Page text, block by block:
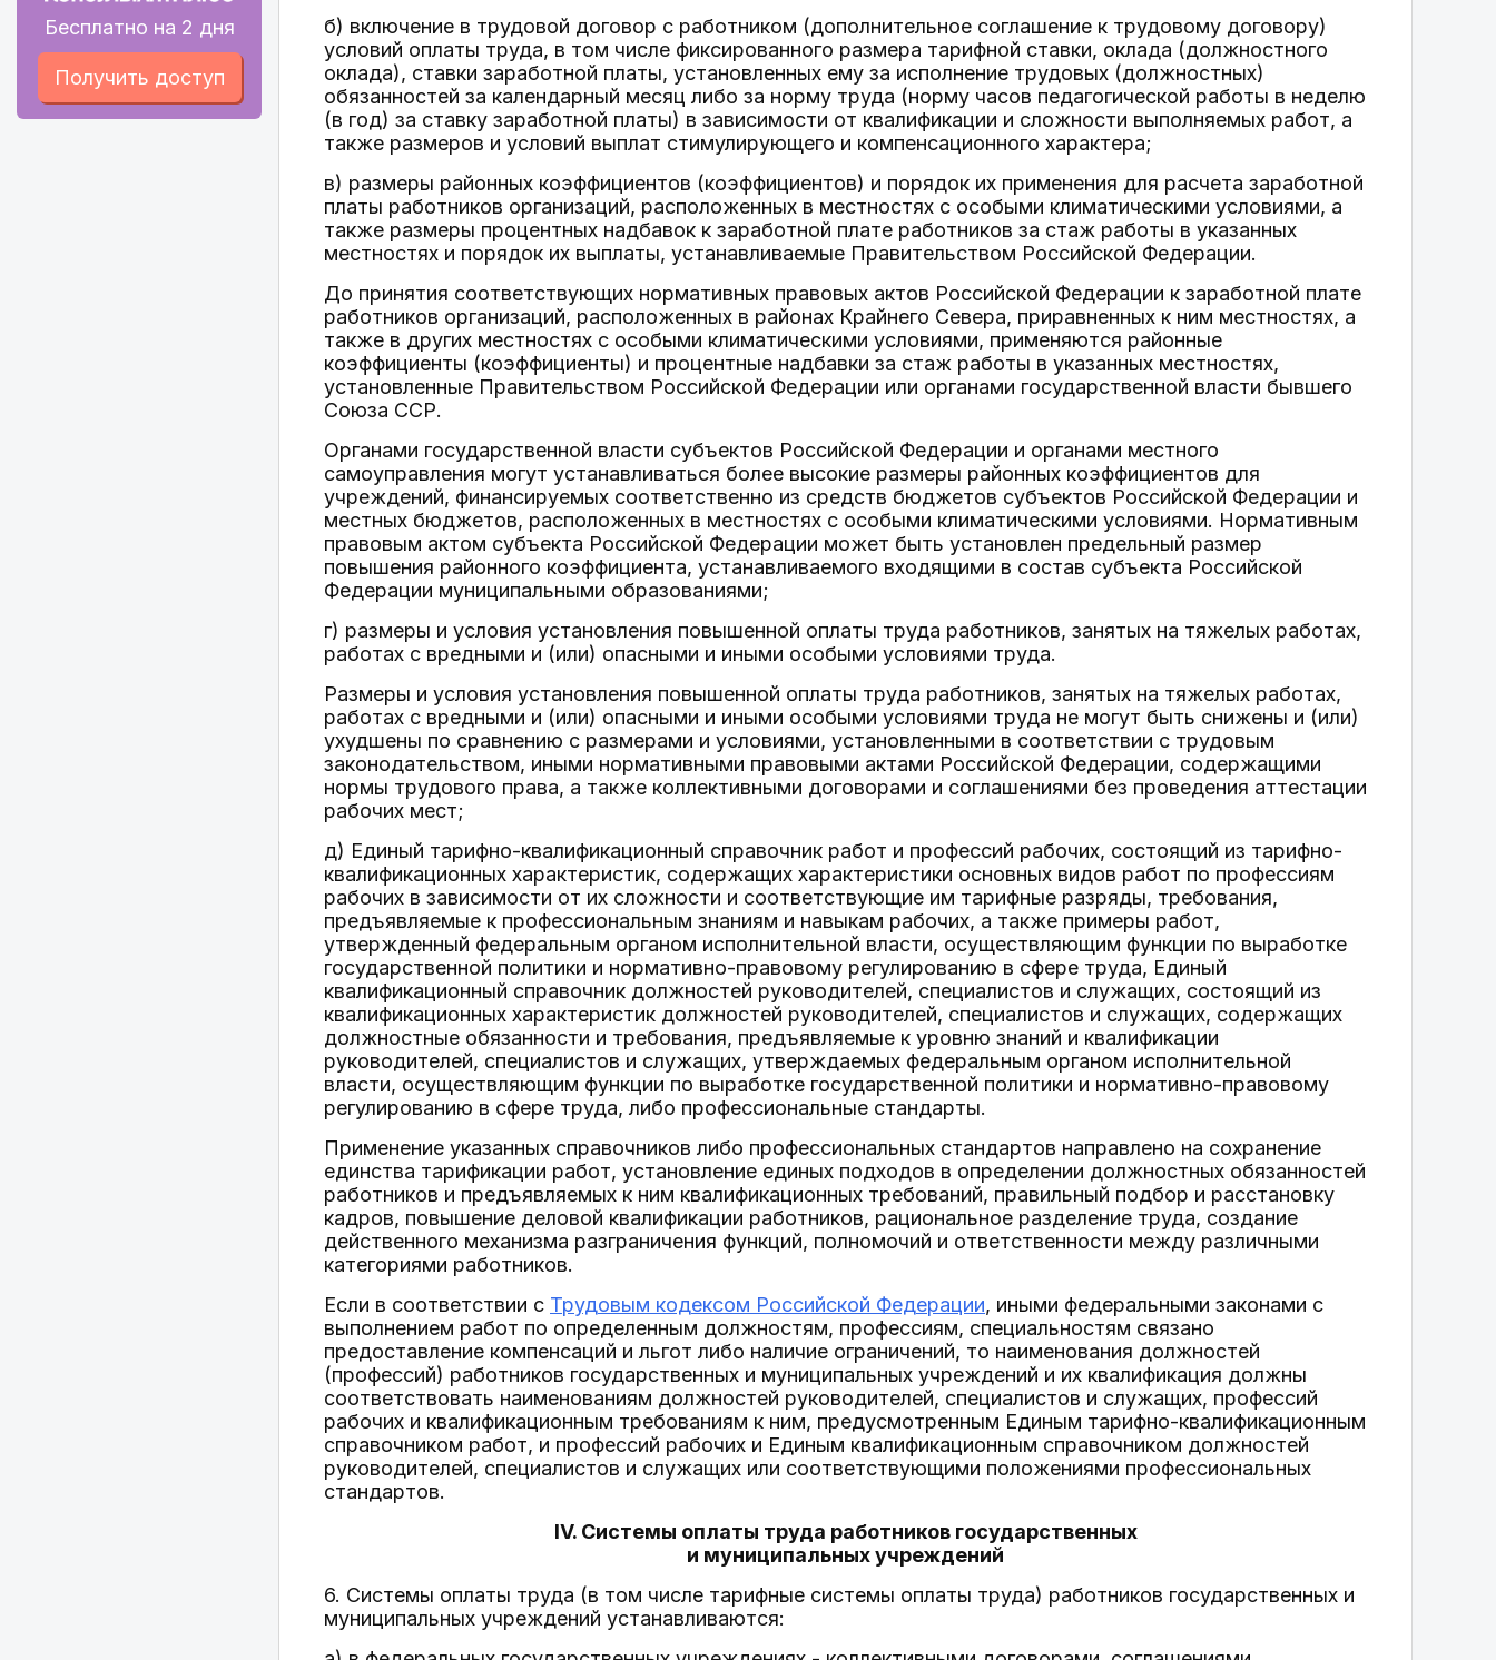
Бесплатно на 2 дня
Получить доступ
б) включение в трудовой договор с работником (дополнительное соглашение к трудовому договору)
условий оплаты труда, в том числе фиксированного размера тарифной ставки, оклада (должностного
оклада), ставки заработной платы, установленных ему за исполнение трудовых (должностных)
обязанностей за календарный месяц либо за норму труда (норму часов педагогической работы в неделю
(в год) за ставку заработной платы) в зависимости от квалификации и сложности выполняемых работ, а
также размеров и условий выплат стимулирующего и компенсационного характера;
в) размеры районных коэффициентов (коэффициентов) и порядок их применения для расчета заработной
платы работников организаций, расположенных в местностях с особыми климатическими условиями, а
также размеры процентных надбавок к заработной плате работников за стаж работы в указанных
местностях и порядок их выплаты, устанавливаемые Правительством Российской Федерации.
До принятия соответствующих нормативных правовых актов Российской Федерации к заработной плате
работников организаций, расположенных в районах Крайнего Севера, приравненных к ним местностях, а
также в других местностях с особыми климатическими условиями, применяются районные
коэффициенты (коэффициенты) и процентные надбавки за стаж работы в указанных местностях,
установленные Правительством Российской Федерации или органами государственной власти бывшего
Союза ССР.
Органами государственной власти субъектов Российской Федерации и органами местного
самоуправления могут устанавливаться более высокие размеры районных коэффициентов для
учреждений, финансируемых соответственно из средств бюджетов субъектов Российской Федерации и
местных бюджетов, расположенных в местностях с особыми климатическими условиями. Нормативным
правовым актом субъекта Российской Федерации может быть установлен предельный размер
повышения районного коэффициента, устанавливаемого входящими в состав субъекта Российской
Федерации муниципальными образованиями;
г) размеры и условия установления повышенной оплаты труда работников, занятых на тяжелых работах,
работах с вредными и (или) опасными и иными особыми условиями труда.
Размеры и условия установления повышенной оплаты труда работников, занятых на тяжелых работах,
работах с вредными и (или) опасными и иными особыми условиями труда не могут быть снижены и (или)
ухудшены по сравнению с размерами и условиями, установленными в соответствии с трудовым
законодательством, иными нормативными правовыми актами Российской Федерации, содержащими
нормы трудового права, а также коллективными договорами и соглашениями без проведения аттестации
рабочих мест;
д) Единый тарифно-квалификационный справочник работ и профессий рабочих, состоящий из тарифно-
квалификационных характеристик, содержащих характеристики основных видов работ по профессиям
рабочих в зависимости от их сложности и соответствующие им тарифные разряды, требования,
предъявляемые к профессиональным знаниям и навыкам рабочих, а также примеры работ,
утвержденный федеральным органом исполнительной власти, осуществляющим функции по выработке
государственной политики и нормативно-правовому регулированию в сфере труда, Единый
квалификационный справочник должностей руководителей, специалистов и служащих, состоящий из
квалификационных характеристик должностей руководителей, специалистов и служащих, содержащих
должностные обязанности и требования, предъявляемые к уровню знаний и квалификации
руководителей, специалистов и служащих, утверждаемых федеральным органом исполнительной
власти, осуществляющим функции по выработке государственной политики и нормативно-правовому
регулированию в сфере труда, либо профессиональные стандарты.
Применение указанных справочников либо профессиональных стандартов направлено на сохранение
единства тарификации работ, установление единых подходов в определении должностных обязанностей
работников и предъявляемых к ним квалификационных требований, правильный подбор и расстановку
кадров, повышение деловой квалификации работников, рациональное разделение труда, создание
действенного механизма разграничения функций, полномочий и ответственности между различными
категориями работников.
Если в соответствии с Трудовым кодексом Российской Федерации, иными федеральными законами с
выполнением работ по определенным должностям, профессиям, специальностям связано
предоставление компенсаций и льгот либо наличие ограничений, то наименования должностей
(профессий) работников государственных и муниципальных учреждений и их квалификация должны
соответствовать наименованиям должностей руководителей, специалистов и служащих, профессий
рабочих и квалификационным требованиям к ним, предусмотренным Единым тарифно-квалификационным
справочником работ, и профессий рабочих и Единым квалификационным справочником должностей
руководителей, специалистов и служащих или соответствующими положениями профессиональных
стандартов.
IV. Системы оплаты труда работников государственных
и муниципальных учреждений
6. Системы оплаты труда (в том числе тарифные системы оплаты труда) работников государственных и
муниципальных учреждений устанавливаются: